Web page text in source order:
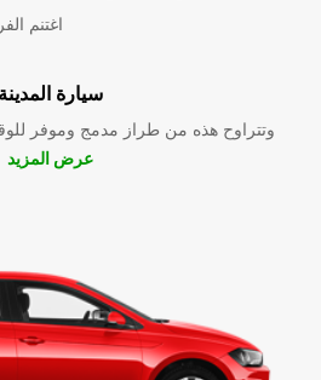
اغتنم
سيارة المدينة
وتتراوح هذه من طراز مدمج وموفر
عرض المزيد